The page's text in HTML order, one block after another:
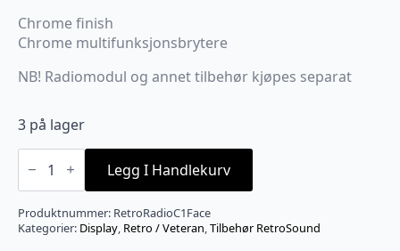
Chrome finish
Chrome multifunksjonsbrytere
NB! Radiomodul og annet tilbehør kjøpes separat
3 på lager
RetroSound
C1
-
Universal
displayenhet
antall
Legg I Handlekurv
Produktnummer: RetroRadioC1Face
Kategorier: Display, Retro / Veteran,Tilbehør RetroSound